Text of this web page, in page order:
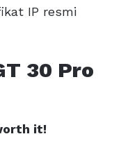
IP resmi
30 Pro
it!